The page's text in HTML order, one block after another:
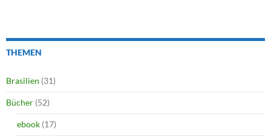
THEMEN
Brasilien (31)
Bücher (52)
ebook (17)